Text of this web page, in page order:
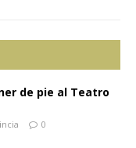
de pie al Teatro
0